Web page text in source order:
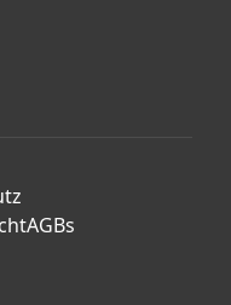
AGBs